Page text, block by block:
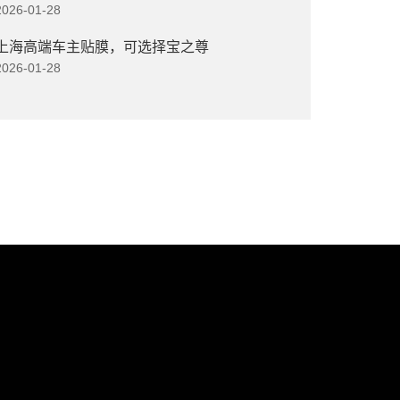
01-28
海高端车主贴膜，可选择宝之尊
01-28